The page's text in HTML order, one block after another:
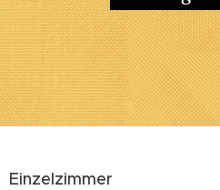
Einzelzimmer